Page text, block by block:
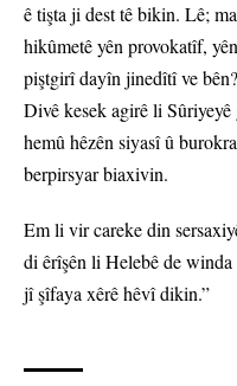
ê tişta ji dest tê bikin. Lê;
hikûmetê yên provokatîf,
piştgirî dayîn jinedîtî ve
Divê kesek agirê li
hemû hêzên siyasî û
berpirsyar biaxivin.
Em li vir careke din
di êrîşên li Helebê de
jî şîfaya xêrê hêvî dikin.”